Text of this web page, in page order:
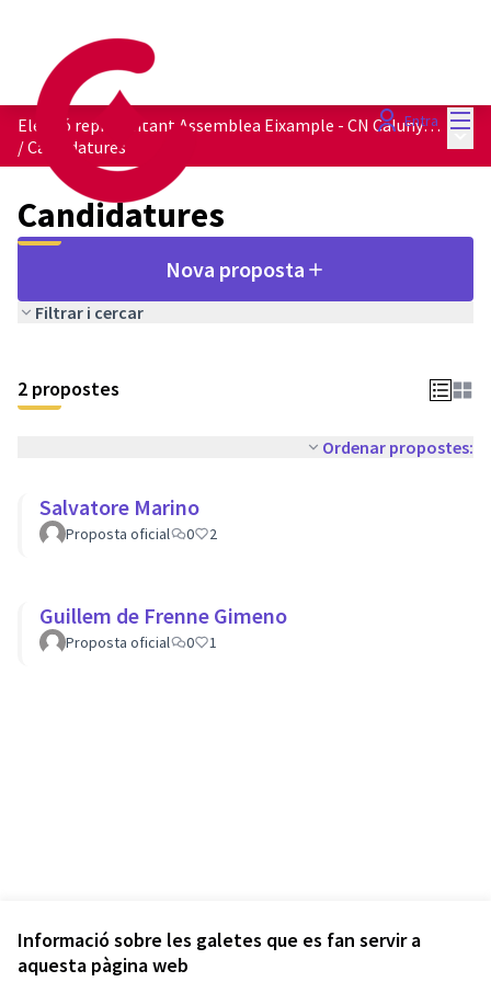
Informació sobre les galetes que es fan servir a
aquesta pàgina web
Entra
Elecció representant Assemblea Eixample - CN Calunya en Comú
/Candidatures
Candidatures
Nova proposta
Filtrar i cercar
2 propostes
Ordenar propostes:
Salvatore Marino
Proposta oficial 0 2
Guillem de Frenne Gimeno
Proposta oficial 0 1